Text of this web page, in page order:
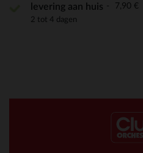
levering aan huis 7,90 €
2 tot 4 dagen